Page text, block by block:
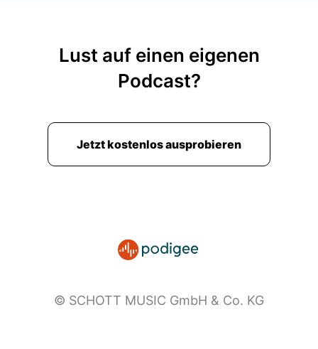
Lust auf einen eigenen
Podcast?
Jetzt kostenlos ausprobieren
© SCHOTT MUSIC GmbH & Co. KG